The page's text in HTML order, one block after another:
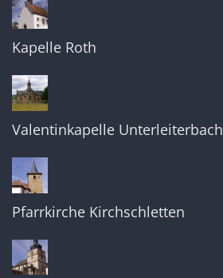
Kapelle Roth
Valentinkapelle Unterleiterbach
Pfarrkirche Kirchschletten